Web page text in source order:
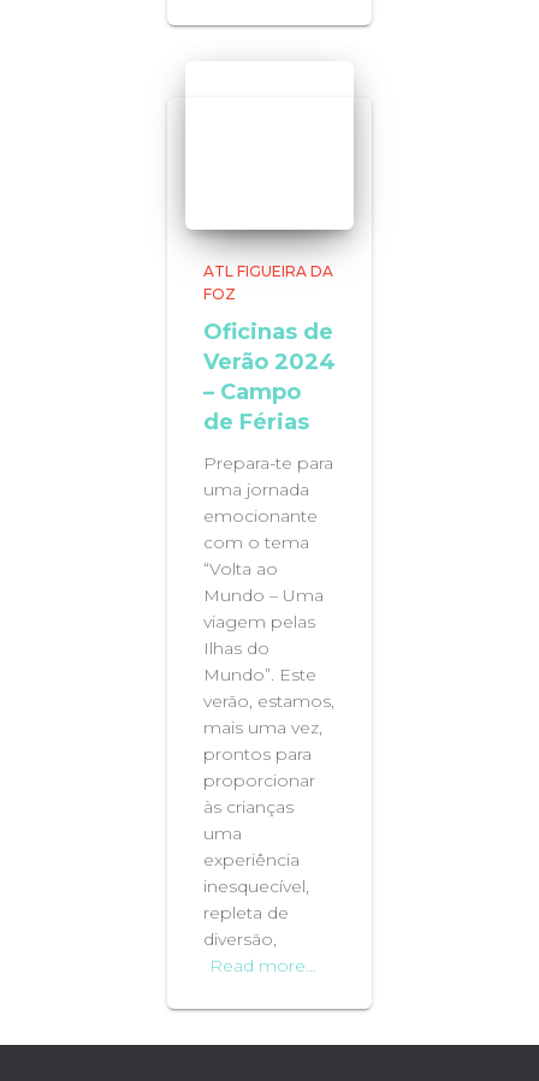
ATL FIGUEIRA DA
FOZ
Oficinas de
Verão 2024
– Campo
de Férias
Prepara-te para
uma jornada
emocionante
com o tema
“Volta ao
Mundo – Uma
viagem pelas
Ilhas do
Mundo”. Este
verão, estamos,
mais uma vez,
prontos para
proporcionar
às crianças
uma
experiência
inesquecível,
repleta de
diversão,
Read more…